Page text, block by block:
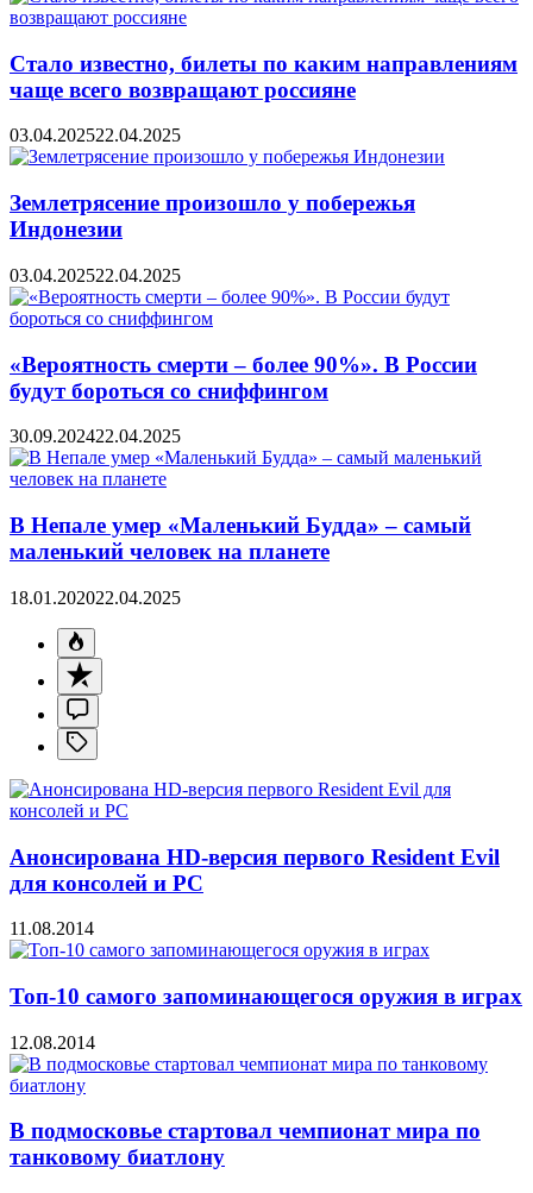
Стало известно, билеты по каким направлениям
чаще всего возвращают россияне
03.04.202522.04.2025
Землетрясение произошло у побережья
Индонезии
03.04.202522.04.2025
«Вероятность смерти – более 90%». В России
будут бороться со сниффингом
30.09.202422.04.2025
В Непале умер «Маленький Будда» – самый
маленький человек на планете
18.01.202022.04.2025
Анонсирована HD-версия первого Resident Evil
для консолей и PC
11.08.2014
Топ-10 самого запоминающегося оружия в играх
12.08.2014
В подмосковье стартовал чемпионат мира по
танковому биатлону